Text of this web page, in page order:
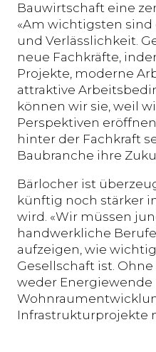
Bauwirtschaft eine
«Am wichtigsten
und Verlässlichkeit.
neue Fachkräfte,
Projekte, moderne
attraktive
können wir sie, weil
Perspektiven
hinter der Fachkraft
Baubranche ihre
Bärlocher ist
künftig noch stärker
wird. «Wir müssen
handwerkliche
aufzeigen, wie
Gesellschaft ist.
weder Energiewende
Infrastrukturprojekte